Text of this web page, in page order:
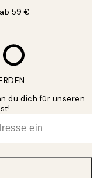
59 €
du dich für unseren